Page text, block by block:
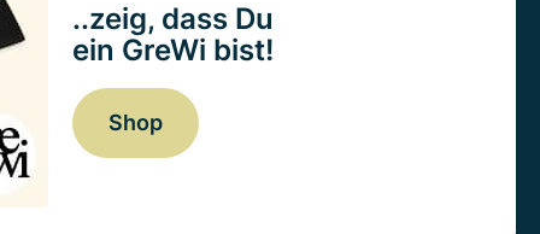
..zeig, dass Du
ein GreWi bist!
Shop